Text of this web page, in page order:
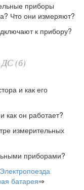
приборы
Что они измеряют?
к прибору?
ДС (б)
и как его
как он работает?
измерительных
приборами?
Электропоезда
батарея⇒